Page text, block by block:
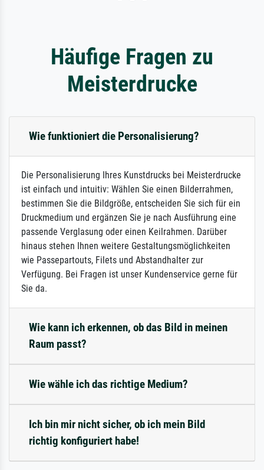
Häufige Fragen zu
Meisterdrucke
Wie funktioniert die Personalisierung?
Die Personalisierung Ihres Kunstdrucks bei Meisterdrucke
ist einfach und intuitiv: Wählen Sie einen Bilderrahmen,
bestimmen Sie die Bildgröße, entscheiden Sie sich für ein
Druckmedium und ergänzen Sie je nach Ausführung eine
passende Verglasung oder einen Keilrahmen. Darüber
hinaus stehen Ihnen weitere Gestaltungsmöglichkeiten
wie Passepartouts, Filets und Abstandhalter zur
Verfügung. Bei Fragen ist unser Kundenservice gerne für
Sie da.
Wie kann ich erkennen, ob das Bild in meinen
Raum passt?
Wie wähle ich das richtige Medium?
Ich bin mir nicht sicher, ob ich mein Bild
richtig konfiguriert habe!